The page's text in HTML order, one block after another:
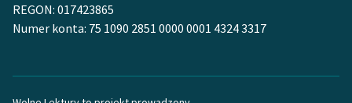
Materiały promocyjne
Regulamin biblioteki
REGON: 017423865
Numer konta: 75 1090 2851 0000 0001 4324 3317